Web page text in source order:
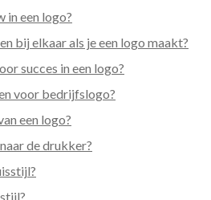
in een logo?
bij elkaar als je een logo maakt?
succes in een logo?
voor bedrijfslogo?
een logo?
de drukker?